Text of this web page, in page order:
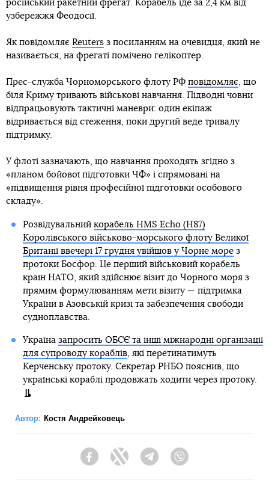
російський ракетний фрегат. Корабель іде за 2,4 км від
узбережжя Феодосії.
Як повідомляє Reuters з посиланням на очевидця, який не
називається, на фрегаті помічено гелікоптер.
Прес-служба Чорноморського флоту РФ повідомляє , що
біля Криму тривають військові навчання. Підводні човни
відпрацьовують тактичні маневри: один екіпаж
відривається від стеження, поки другий веде тривалу
підтримку.
У флоті зазначають, що навчання проходять згідно з
«планом бойової підготовки ЧФ» і спрямовані на
«підвищення рівня професійної підготовки особового
складу».
Розвідувальний корабель HMS Echo (H87)
Королівського військово-морського флоту Великої
Британії ввечері 17 грудня увійшов у Чорне морез
протоки Босфор. Це перший військовий корабель
країн НАТО, який здійснює візит до Чорного моря з
прямим формулюванням мети візиту — підтримка
України в Азовській кризі та забезпечення свободи
судноплавства.
Україна запросить ОБСЄ та інші міжнародні організації
для супроводу кораблів, які перетинатимуть
Керченську протоку. Секретар РНБО пояснив, що
українські кораблі продовжать ходити через протоку.
Автор: Костя Андрейковець
FacebookTwitter Telegram